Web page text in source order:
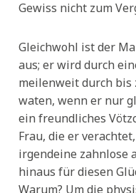
Gewiss nicht zum
Gleichwohl ist der
aus; er wird durch
meilenweit durch bis
waten, wenn er nur
ein freundliches
Frau, die er
irgendeine zahnlose
hinaus für diesen
Warum? Um die